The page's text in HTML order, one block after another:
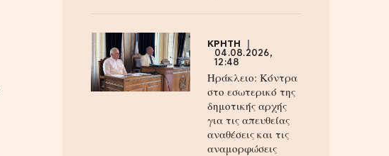
ΚΡΗΤΗ
04.08.2026,
12:48
Ηράκλειο: Κόντρα
στο εσωτερικό της
δημοτικής αρχής
για τις απευθείας
αναθέσεις και τις
αναμορφώσεις